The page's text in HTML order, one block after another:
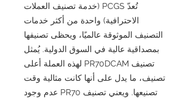
تُعدّ PCGS (خدمة تصنيف العملات
الاحترافية) واحدة من أكثر خدمات
التصنيف الموثوقة عالميًا، ويحظى تصنيفها
بمصداقية عالية في السوق الدولية. يُمثل
تصنيف PR70DCAM لهذه العملة أعلى
تصنيف، ما يدل على أنها كانت مثالية وقت
تصنيعها. ويعني تصنيف PR70 عدم وجود